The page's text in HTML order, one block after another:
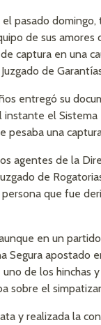
pasado domingo,
de sus
captura en una
de
entregó su
instante el
pesaba una
agentes de la
de
que fue
en un
Segura apostado
de los hinchas
sobre el
y realizada la